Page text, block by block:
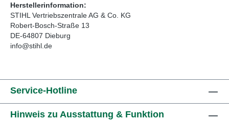
Herstellerinformation:
STIHL Vertriebszentrale AG & Co. KG
Robert-Bosch-Straße 13
DE-64807 Dieburg
info@stihl.de
Service-Hotline
Hinweis zu Ausstattung & Funktion